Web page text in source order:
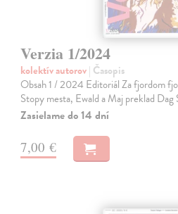
Verzia 1/2024
kolektív autorov| Časopis
Obsah 1 / 2024 Editoriál Za fjordom
Stopy mesta, Ewald a Maj preklad
Zasielame do 14 dní
7,00 €